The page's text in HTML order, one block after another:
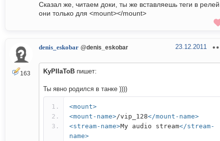
Сказал же, читаем доки, ты же вставляешь теги в
они только для <mount></mount>
163
denis_eskobar @denis_eskobar 23.12.2011
KyPIIaToB пишет:
Ты явно родился в танке ))))
<mount>
<mount-name>/vip_128</mount-name>
<stream-name>My audio stream</stream-
name>